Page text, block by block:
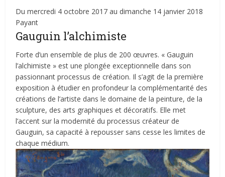
Du mercredi 4 octobre 2017 au dimanche 14 janvier 2018
Payant
Gauguin l’alchimiste
Forte d’un ensemble de plus de 200 œuvres. « Gauguin
l’alchimiste » est une plongée exceptionnelle dans son
passionnant processus de création. Il s’agit de la première
exposition à étudier en profondeur la complémentarité des
créations de l’artiste dans le domaine de la peinture, de la
sculpture, des arts graphiques et décoratifs. Elle met
l’accent sur la modernité du processus créateur de
Gauguin, sa capacité à repousser sans cesse les limites de
chaque médium.